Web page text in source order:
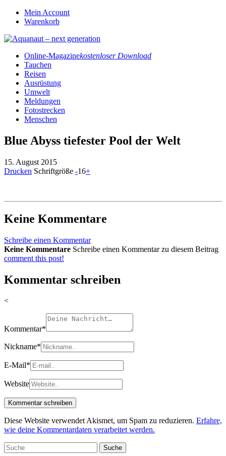
Mein Account
Warenkorb
Online-Magazinekostenloser Download
Tauchen
Reisen
Ausrüstung
Umwelt
Meldungen
Fotostrecken
Menschen
Blue Abyss tiefester Pool der Welt
15. August 2015
Drucken Schriftgröße -16+
Keine Kommentare
Schreibe einen Kommentar
Keine Kommentare Schreibe einen Kommentar zu diesem Beitrag
comment this post!
Kommentar schreiben
<
Kommentar*
Nickname*
E-Mail*
Website
Diese Website verwendet Akismet, um Spam zu reduzieren. Erfahre,
wie deine Kommentardaten verarbeitet werden.
Suche